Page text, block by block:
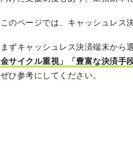
このページでは、キャッシュレス
まずキャッシュレス決済端末から
金サイクル重視」「豊富な決済手
ぜひ参考にしてください。